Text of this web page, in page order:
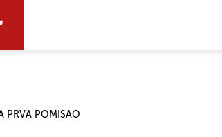
PRVA POMISAO